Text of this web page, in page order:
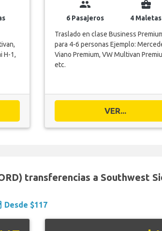
H-1,
group
6 Pasajeros
business_center
4 Maletas
Traslado en clase Business
para 4-6 personas Ejemplo:
Viano Premium, VW Multivan
etc.
VER...
transferencias a Southwest
Desde $117